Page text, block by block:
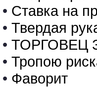
• Ставка на
• Твердая
• ТОРГОВЕЦ
• Тропою
• Фаворит